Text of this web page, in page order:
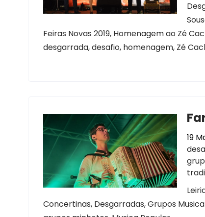
Feiras Novas 2019, Homenagem ao Zé
desgarrada, desafio, homenagem, Zé
19
Concertinas, Desgarradas, Grupos